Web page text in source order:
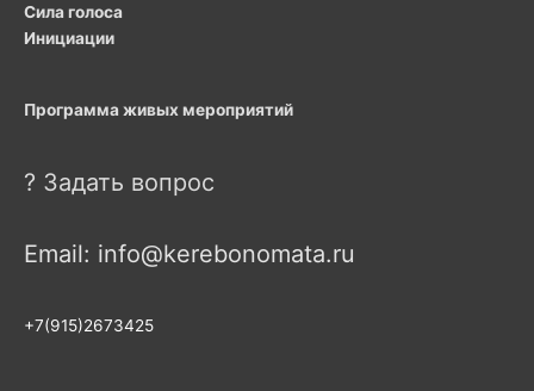
Сила голоса
Инициации
Программа живых мероприятий
? Задать вопрос
Email: info@kerebonomata.ru
+7(915)2673425